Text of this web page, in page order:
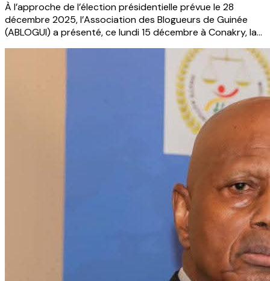
À l’approche de l’élection présidentielle prévue le 28
décembre 2025, l’Association des Blogueurs de Guinée
(ABLOGUI) a présenté, ce lundi 15 décembre à Conakry, la